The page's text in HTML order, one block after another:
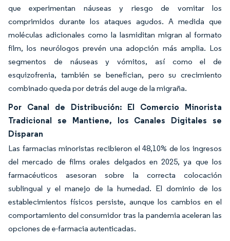
que experimentan náuseas y riesgo de vomitar los
comprimidos durante los ataques agudos. A medida que
moléculas adicionales como la lasmiditan migran al formato
film, los neurólogos prevén una adopción más amplia. Los
segmentos de náuseas y vómitos, así como el de
esquizofrenia, también se benefician, pero su crecimiento
combinado queda por detrás del auge de la migraña.
Por Canal de Distribución: El Comercio Minorista
Tradicional se Mantiene, los Canales Digitales se
Disparan
Las farmacias minoristas recibieron el 48,10% de los ingresos
del mercado de films orales delgados en 2025, ya que los
farmacéuticos asesoran sobre la correcta colocación
sublingual y el manejo de la humedad. El dominio de los
establecimientos físicos persiste, aunque los cambios en el
comportamiento del consumidor tras la pandemia aceleran las
opciones de e-farmacia autenticadas.